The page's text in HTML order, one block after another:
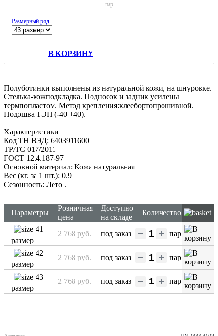
пар
Размерный ряд
В КОРЗИНУ
Полуботинки выполнены из натуральной кожи, на шнуровке.
Стелька-кожподкладка. Подносок и задник усилены
термпопластом. Метод крепления:клеебортопрошивной.
Подошва ТЭП (-40 +40).
Характеристики
Код ТН ВЭД: 6403911600
ТР/ТС 017/2011
ГОСТ 12.4.187-97
Оcновной материал: Кожа натуральная
Вес (кг. за 1 шт.): 0.9
Сезонность: Лето .
Параметры
Розничная
цена
Доступно
на складе
Количество
41
размер
2 768 руб. под заказ пар
42
размер
2 768 руб. под заказ пар
43
размер
2 768 руб. под заказ пар